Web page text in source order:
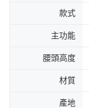
款式
主功能
腰頭高度
材質
產地